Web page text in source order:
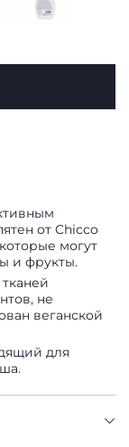
от Chicco
могут
и фрукты.
не
веганской
для